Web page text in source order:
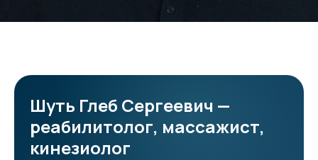
Шуть Глеб Сергеевич —
реабилитолог, массажист,
кинезиолог